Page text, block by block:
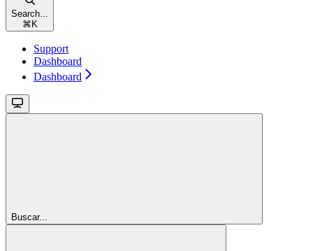
Search...
⌘ K
Support
Dashboard
Dashboard
Buscar...